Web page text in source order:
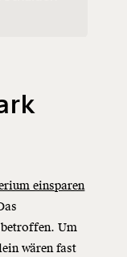
einsparen
Um
wären fast